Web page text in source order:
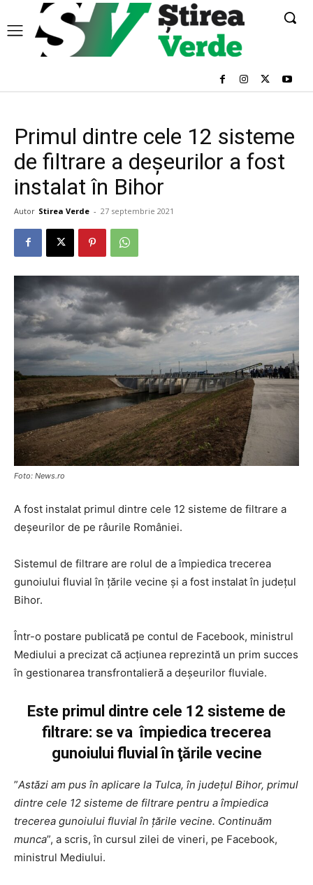
Primul dintre cele 12 sisteme
de filtrare a deşeurilor a fost
instalat în Bihor
Autor Stirea Verde - 27 septembrie 2021
Foto: News.ro
A fost instalat primul dintre cele 12 sisteme de filtrare a
deşeurilor de pe râurile României.
Sistemul de filtrare are rolul de a împiedica trecerea
gunoiului fluvial în ţările vecine și a fost instalat în judeţul
Bihor.
Într-o postare publicată pe contul de Facebook, ministrul
Mediului a precizat că acțiunea reprezintă un prim succes
în gestionarea transfrontalieră a deşeurilor fluviale.
Este primul dintre cele 12 sisteme de
filtrare: se va împiedica trecerea
gunoiului fluvial în ţările vecine
”Astăzi am pus în aplicare la Tulca, în judeţul Bihor, primul
dintre cele 12 sisteme de filtrare pentru a împiedica
trecerea gunoiului fluvial în ţările vecine. Continuăm
munca”, a scris, în cursul zilei de vineri, pe Facebook,
ministrul Mediului.